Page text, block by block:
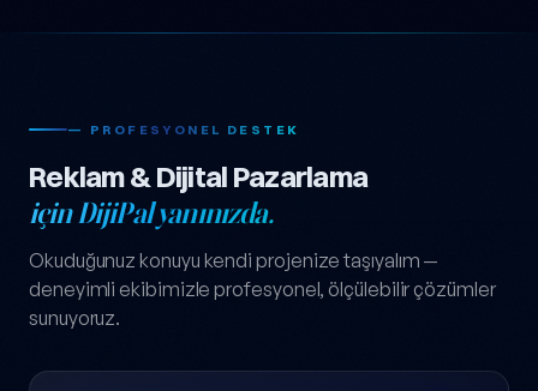
— PROFESYONEL DESTEK
Reklam & Dijital Pazarlama
için DijiPal yanınızda.
Okuduğunuz konuyu kendi projenize taşıyalım —
deneyimli ekibimizle profesyonel, ölçülebilir çözümler
sunuyoruz.